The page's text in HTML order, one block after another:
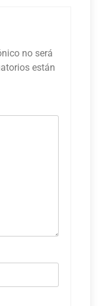
no será
están